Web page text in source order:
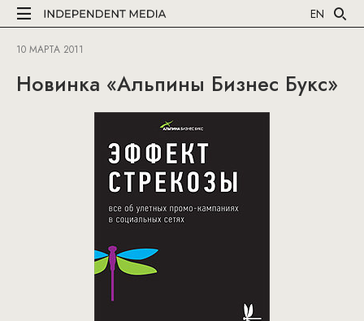
EN
10 МАРТА 2011
Новинка «Альпины Бизнес Букс»